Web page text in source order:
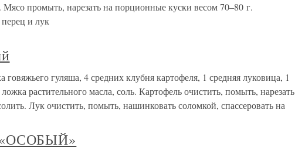
Мясо промыть, нарезать на порционные куски весом 70–80 г.
и лук
говяжьего гуляша, 4 средних клубня картофеля, 1 средняя луковица, 1
растительного масла, соль. Картофель очистить, помыть, нарезать
Лук очистить, помыть, нашинковать соломкой, спассеровать на